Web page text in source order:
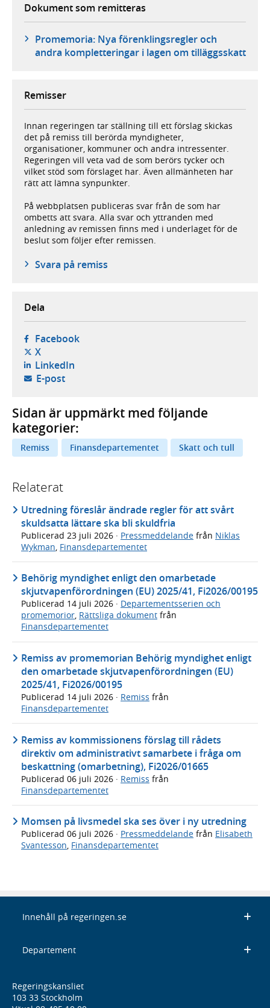
Dokument som remitteras
Promemoria: Nya förenklingsregler och
andra kompletteringar i lagen om tilläggsskatt
Remisser
Innan regeringen tar ställning till ett förslag skickas
det på remiss till berörda myndigheter,
organisationer, kommuner och andra intressenter.
Regeringen vill veta vad de som berörs tycker och
vilket stöd som förslaget har. Även allmänheten har
rätt att lämna synpunkter.
På webbplatsen publiceras svar från de som har
ombetts att svara. Alla svar och yttranden med
anledning av remissen finns med i underlaget för de
beslut som följer efter remissen.
Svara på remiss
Dela
Facebook- öppnas i ny flik, extern webbplats,
X- öppnas i ny flik, extern webbplats,
LinkedIn- öppnas i ny flik, extern webbplats,
E-post- öppnar din e-postklient,
Sidan är uppmärkt med följande
kategorier:
Remiss Finansdepartementet Skatt och tull
Relaterat
Utredning föreslår ändrade regler för att svårt
skuldsatta lättare ska bli skuldfria
Publicerad 23 juli 2026 · Pressmeddelande från Niklas
Wykman Finansdepartementet
Behörig myndighet enligt den omarbetade
skjutvapenförordningen (EU) 2025/41, Fi2026/00195
Publicerad 14 juli 2026 · Departementsserien och
promemorior, Rättsliga dokument från
Finansdepartementet
Remiss av promemorian Behörig myndighet enligt
den omarbetade skjutvapenförordningen (EU)
2025/41, Fi2026/00195
Publicerad 14 juli 2026 · Remiss från
Finansdepartementet
Remiss av kommissionens förslag till rådets
direktiv om administrativt samarbete i fråga om
beskattning (omarbetning), Fi2026/01665
Publicerad 06 juli 2026 · Remiss från
Finansdepartementet
Momsen på livsmedel ska ses över i ny utredning
Publicerad 06 juli 2026 · Pressmeddelande från Elisabeth
Svantesson, Finansdepartementet
Innehåll på regeringen.se
Departement
Regeringskansliet
103 33 Stockholm